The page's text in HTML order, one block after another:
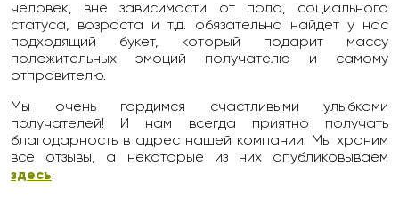
человек, вне зависимости от пола, социального
статуса, возраста и т.д. обязательно найдет у нас
подходящий букет, который подарит массу
положительных эмоций получателю и самому
отправителю.
Мы очень гордимся счастливыми улыбками
получателей! И нам всегда приятно получать
благодарность в адрес нашей компании. Мы храним
все отзывы, а некоторые из них опубликовываем
здесь.